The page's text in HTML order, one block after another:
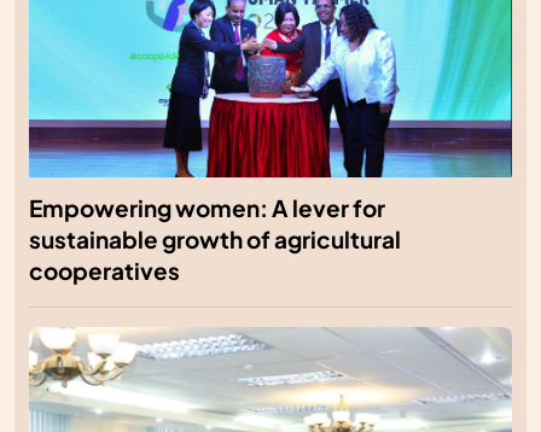
Empowering women: A lever for
sustainable growth of agricultural
cooperatives